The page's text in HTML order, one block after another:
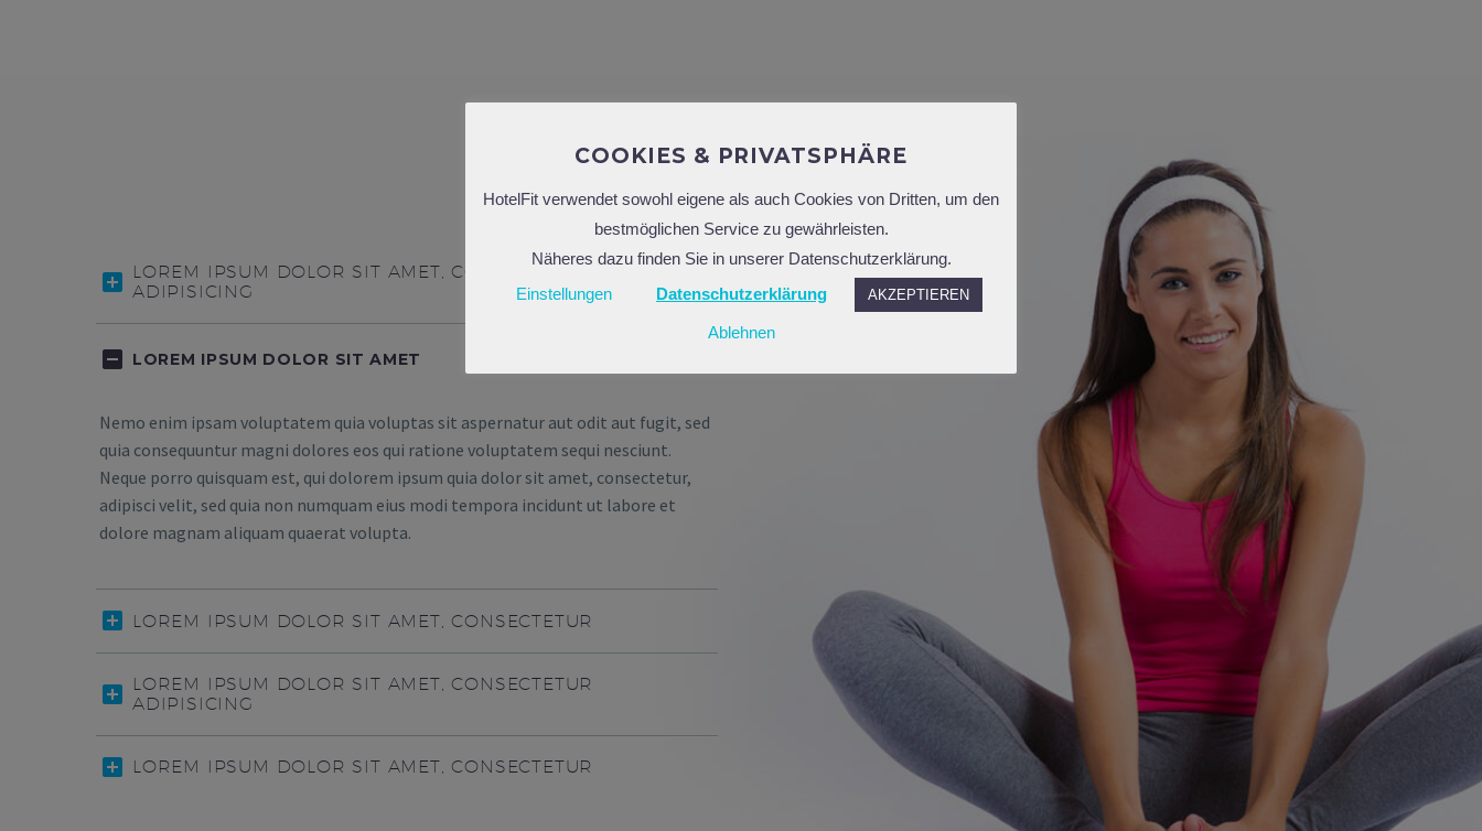
LOREM IPSUM DOLOR SIT AMET, CONSECTETUR
ADIPISICING
LOREM IPSUM DOLOR SIT AMET
Nemo enim ipsam voluptatem quia voluptas sit aspernatur aut odit aut fugit, sed
quia consequuntur magni dolores eos qui ratione voluptatem sequi nesciunt.
Neque porro quisquam est, qui dolorem ipsum quia dolor sit amet, consectetur,
adipisci velit, sed quia non numquam eius modi tempora incidunt ut labore et
dolore magnam aliquam quaerat volupta.
LOREM IPSUM DOLOR SIT AMET, CONSECTETUR
LOREM IPSUM DOLOR SIT AMET, CONSECTETUR
ADIPISICING
LOREM IPSUM DOLOR SIT AMET, CONSECTETUR
COOKIES & PRIVATSPHÄRE
HotelFit verwendet sowohl eigene als auch Cookies von Dritten, um den
bestmöglichen Service zu gewährleisten.
Näheres dazu finden Sie in unserer Datenschutzerklärung.
Einstellungen
Datenschutzerklärung AKZEPTIEREN
Ablehnen